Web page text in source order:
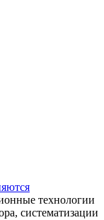
технологии
систематизации